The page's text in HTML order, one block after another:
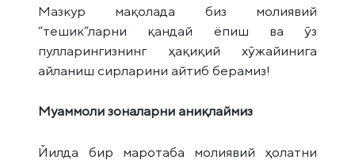
Мазкур мақолада биз молиявий
“тешик”ларни қандай ёпиш ва ўз
пулларингизнинг ҳақиқий хўжайинига
айланиш сирларини айтиб берамиз!
Муаммоли зоналарни аниқлаймиз
Йилда бир маротаба молиявий ҳолатни